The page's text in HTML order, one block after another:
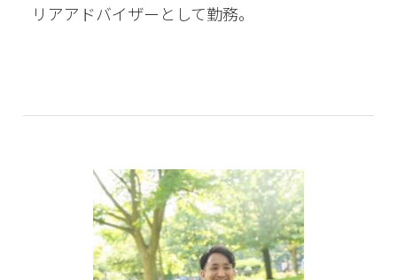
リアアドバイザーとして勤務。